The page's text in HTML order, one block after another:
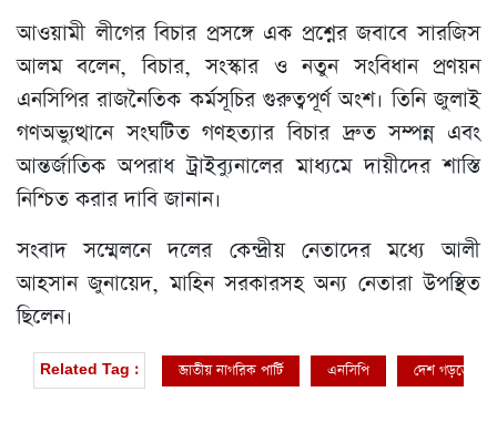
আওয়ামী লীগের বিচার প্রসঙ্গে এক প্রশ্নের জবাবে সারজিস
আলম বলেন, বিচার, সংস্কার ও নতুন সংবিধান প্রণয়ন
এনসিপির রাজনৈতিক কর্মসূচির গুরুত্বপূর্ণ অংশ। তিনি জুলাই
গণঅভ্যুত্থানে সংঘটিত গণহত্যার বিচার দ্রুত সম্পন্ন এবং
আন্তর্জাতিক অপরাধ ট্রাইব্যুনালের মাধ্যমে দায়ীদের শাস্তি
নিশ্চিত করার দাবি জানান।
সংবাদ সম্মেলনে দলের কেন্দ্রীয় নেতাদের মধ্যে আলী
আহসান জুনায়েদ, মাহিন সরকারসহ অন্য নেতারা উপস্থিত
ছিলেন।
Related Tag : জাতীয় নাগরিক পার্টি এনসিপি দেশ গড়তে